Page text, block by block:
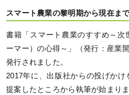
スマート農業の黎明期から現在ま
書籍「スマート農業のすすめ～次
ーマー）の心得～」（発行：産業
発行されました。
2017年に、出版社からの投げか
提案したところから執筆が始まりま